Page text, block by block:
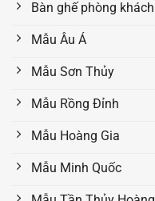
Bàn ghế phòng khách
Mẫu Âu Á
Mẫu Sơn Thủy
Mẫu Rồng Đỉnh
Mẫu Hoàng Gia
Mẫu Minh Quốc